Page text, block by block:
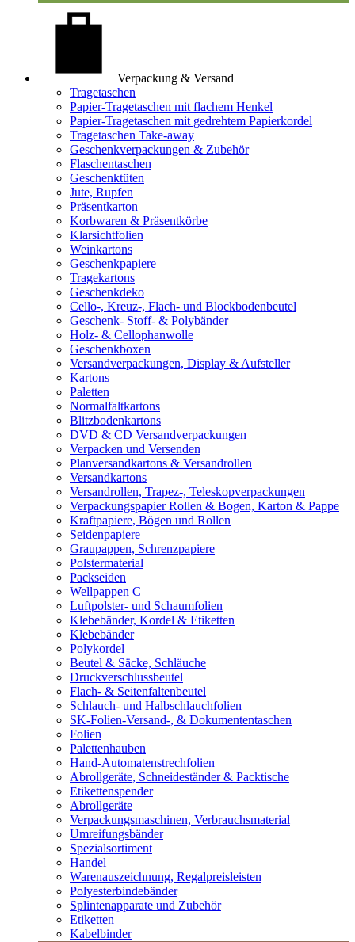
Verpackung & Versand
Tragetaschen
Papier-Tragetaschen mit flachem Henkel
Papier-Tragetaschen mit gedrehtem Papierkordel
Tragetaschen Take-away
Geschenkverpackungen & Zubehör
Flaschentaschen
Geschenktüten
Jute, Rupfen
Präsentkarton
Korbwaren & Präsentkörbe
Klarsichtfolien
Weinkartons
Geschenkpapiere
Tragekartons
Geschenkdeko
Cello-, Kreuz-, Flach- und Blockbodenbeutel
Geschenk- Stoff- & Polybänder
Holz- & Cellophanwolle
Geschenkboxen
Versandverpackungen, Display & Aufsteller
Kartons
Paletten
Normalfaltkartons
Blitzbodenkartons
DVD & CD Versandverpackungen
Verpacken und Versenden
Planversandkartons & Versandrollen
Versandkartons
Versandrollen, Trapez-, Teleskopverpackungen
Verpackungspapier Rollen & Bogen, Karton & Pappe
Kraftpapiere, Bögen und Rollen
Seidenpapiere
Graupappen, Schrenzpapiere
Polstermaterial
Packseiden
Wellpappen C
Luftpolster- und Schaumfolien
Klebebänder, Kordel & Etiketten
Klebebänder
Polykordel
Beutel & Säcke, Schläuche
Druckverschlussbeutel
Flach- & Seitenfaltenbeutel
Schlauch- und Halbschlauchfolien
SK-Folien-Versand-, & Dokumententaschen
Folien
Palettenhauben
Hand-Automatenstrechfolien
Abrollgeräte, Schneideständer & Packtische
Etikettenspender
Abrollgeräte
Verpackungsmaschinen, Verbrauchsmaterial
Umreifungsbänder
Spezialsortiment
Handel
Warenauszeichnung, Regalpreisleisten
Polyesterbindebänder
Splintenapparate und Zubehör
Etiketten
Kabelbinder